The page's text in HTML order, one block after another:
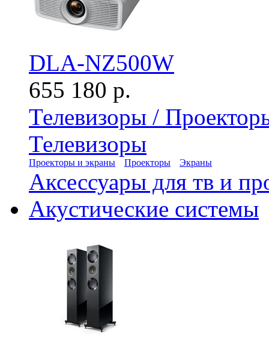
DLA-NZ500W
655 180 р.
Телевизоры /
Телевизоры
Проекторы и экраны Проекторы Экраны
Аксессуары для тв и
Акустические системы